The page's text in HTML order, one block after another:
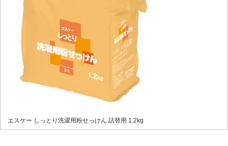
エスケー しっとり洗濯用粉せっけん 詰替用 1.2kg